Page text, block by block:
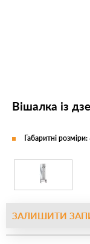
Вішалка із
ЗАЛИШИТИ
Габаритні розміри: